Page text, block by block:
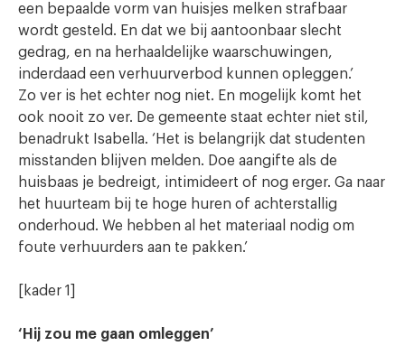
een bepaalde vorm van huisjes melken strafbaar
wordt gesteld. En dat we bij aantoonbaar slecht
gedrag, en na herhaaldelijke waarschuwingen,
inderdaad een verhuurverbod kunnen opleggen.’
Zo ver is het echter nog niet. En mogelijk komt het
ook nooit zo ver. De gemeente staat echter niet stil,
benadrukt Isabella. ‘Het is belangrijk dat studenten
misstanden blijven melden. Doe aangifte als de
huisbaas je bedreigt, intimideert of nog erger. Ga naar
het huurteam bij te hoge huren of achterstallig
onderhoud. We hebben al het materiaal nodig om
foute verhuurders aan te pakken.’
[kader 1]
‘Hij zou me gaan omleggen’